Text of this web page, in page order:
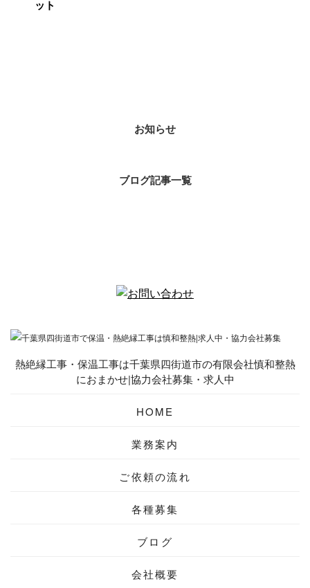
ット
お知らせ
ブログ記事一覧
熱絶縁工事・保温工事は千葉県四街道市の有限会社慎和整熱
におまかせ|協力会社募集・求人中
HOME
業務案内
ご依頼の流れ
各種募集
ブログ
会社概要